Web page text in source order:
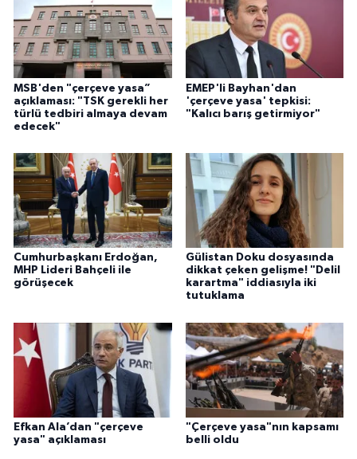
MSB'den "çerçeve yasa”
açıklaması: "TSK gerekli her
türlü tedbiri almaya devam
edecek"
EMEP'li Bayhan'dan
'çerçeve yasa' tepkisi:
"Kalıcı barış getirmiyor"
Cumhurbaşkanı Erdoğan,
MHP Lideri Bahçeli ile
görüşecek
Gülistan Doku dosyasında
dikkat çeken gelişme! "Delil
karartma" iddiasıyla iki
tutuklama
Efkan Ala’dan "çerçeve
yasa" açıklaması
"Çerçeve yasa"nın kapsamı
belli oldu